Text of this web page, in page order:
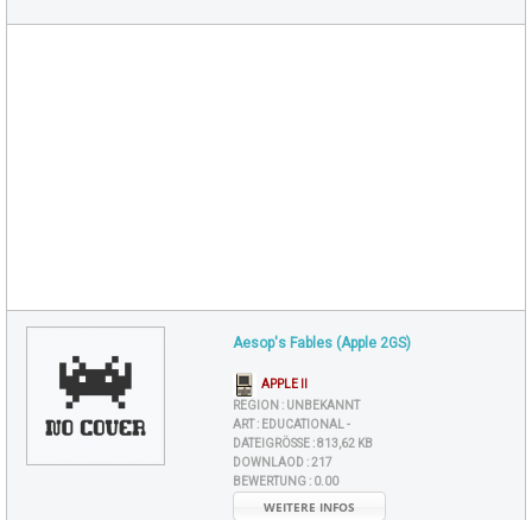
Aesop's Fables (Apple 2GS)
APPLE II
REGION : UNBEKANNT
ART : EDUCATIONAL -
DATEIGRÖSSE : 813,62 KB
DOWNLAOD :217
BEWERTUNG : 0.00
WEITERE INFOS